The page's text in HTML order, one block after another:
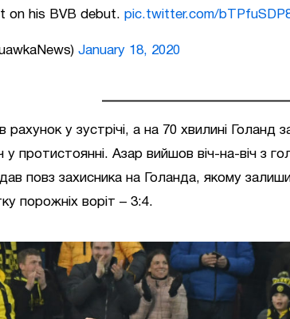
on his BVB debut. pic.twitter.com/
January 18, 2020
рахунок у зустрічі, а на 70 хвилині Голанд
протистоянні. Азар вийшов віч-на-віч з
повз захисника на Голанда, якому
порожніх воріт – 3:4.